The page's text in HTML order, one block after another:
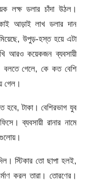
লক্ষ ডলার চাঁদা উঠল।
আড়াই লাখ ডলার দান
উপুড়-হস্ত হয়ে এটা
আরও কয়েকজন ব্যবসায়ী
বলতে গেলে, কে কত বেশি
গেল।
হবে, টাকা। বেশিরভাগ যুব
ব্যবসায়ী রানার নামে
স্টিকার তো ছাপা হলই,
করল তারা। তোরণের।